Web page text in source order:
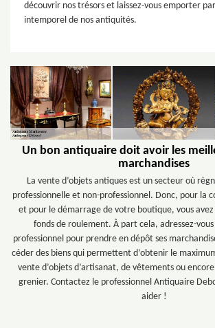
découvrir nos trésors et laissez-vous emporter
intemporel de nos antiquités.
Un bon antiquaire doit avoir les
marchandises
La vente d’objets antiques est un secteur où
professionnelle et non-professionnel. Donc, pour la
et pour le démarrage de votre boutique, vous avez
fonds de roulement. À part cela, adressez-
professionnel pour prendre en dépôt ses
céder des biens qui permettent d’obtenir le
vente d’objets d’artisanat, de vêtements ou
grenier. Contactez le professionnel Antiquaire
aider !